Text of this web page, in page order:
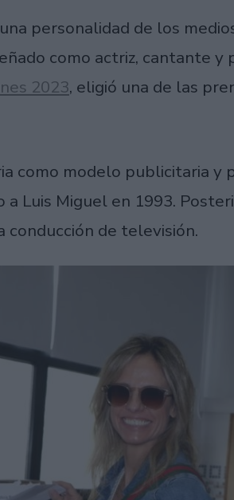
personalidad de los
como actriz, cantante y
2023, eligió una de las
como modelo publicitaria y
a Luis Miguel en 1993.
conducción de televisión.